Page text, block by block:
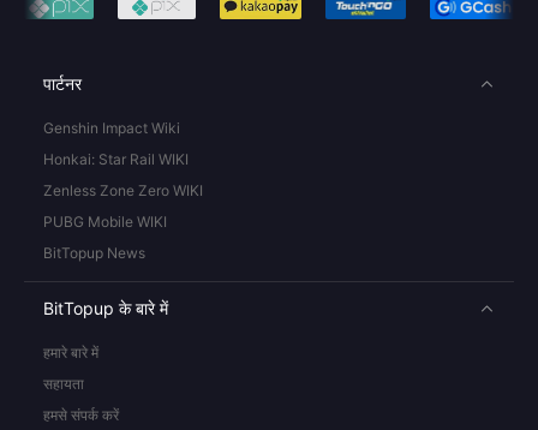
पार्टनर
Genshin Impact Wiki
Honkai: Star Rail WIKI
Zenless Zone Zero WIKI
PUBG Mobile WIKI
BitTopup News
BitTopup के बारे में
हमारे बारे में
सहायता
हमसे संपर्क करें